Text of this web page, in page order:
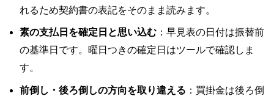
れるため契約書の表記をそのまま読みます。
素の支払日を確定日と思い込む ：早見表の日付は振替前
の基準日です。曜日つきの確定日はツールで確認しま
す。
前倒し・後ろ倒しの方向を取り違える ：買掛金は後ろ倒